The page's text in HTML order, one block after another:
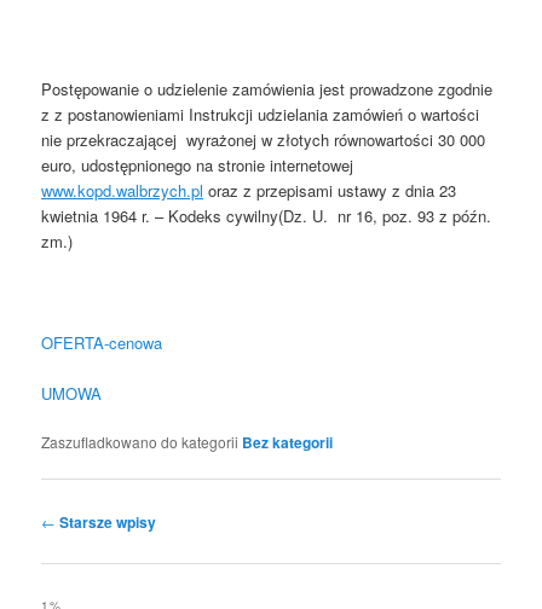
Postępowanie o udzielenie zamówienia jest prowadzone zgodnie
z z postanowieniami Instrukcji udzielania zamówień o wartości
nie przekraczającej wyrażonej w złotych równowartości 30 000
euro, udostępnionego na stronie internetowej
www.kopd.walbrzych.pl oraz z przepisami ustawy z dnia 23
kwietnia 1964 r. – Kodeks cywilny(Dz. U. nr 16, poz. 93 z późn.
zm.)
OFERTA-cenowa
UMOWA
Zaszufladkowano do kategorii Bez kategorii
Nawigacja
← Starsze wpisy
1%